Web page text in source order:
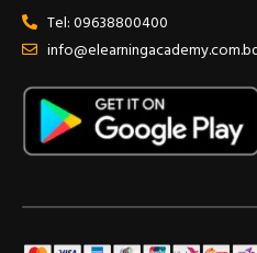
Tel: 09638800400